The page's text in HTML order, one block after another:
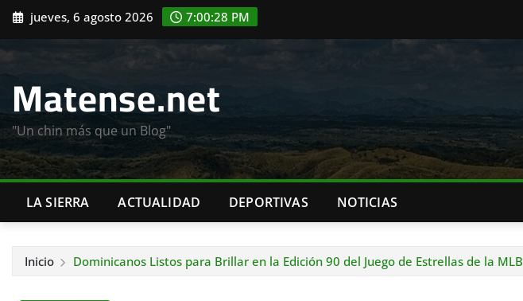
Saltar
contenido
jueves, 6 agosto 2026 7:00:29 PM
Matense.net
"Un chin más que un Blog"
LA SIERRA ACTUALIDAD DEPORTIVAS NOTICIAS
Inicio Dominicanos Listos para Brillar en la Edición 90 del Juego de Estrellas de la MLB